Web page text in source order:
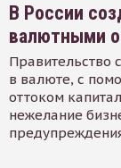
В России
валютными
Правительство
в валюте, с
оттоком
нежелание